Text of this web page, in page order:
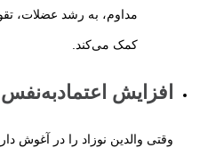
مداوم، به رشد عضلات،
کمک می‌کند.
افزایش
وقتی والدین نوزاد را در آغوش